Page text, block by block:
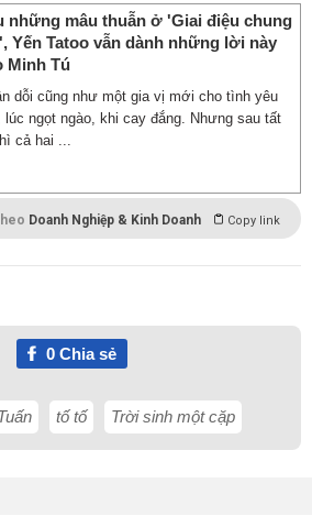
những mâu thuẫn ở 'Giai điệu chung
Yến Tatoo vẫn dành những lời này
Minh Tú
dỗi cũng như một gia vị mới cho tình yêu
lúc ngọt ngào, khi cay đắng. Nhưng sau tất
cả hai ...
Doanh Nghiệp & Kinh Doanh Copy link
0Chia sẻ
tố tố Trời sinh một cặp